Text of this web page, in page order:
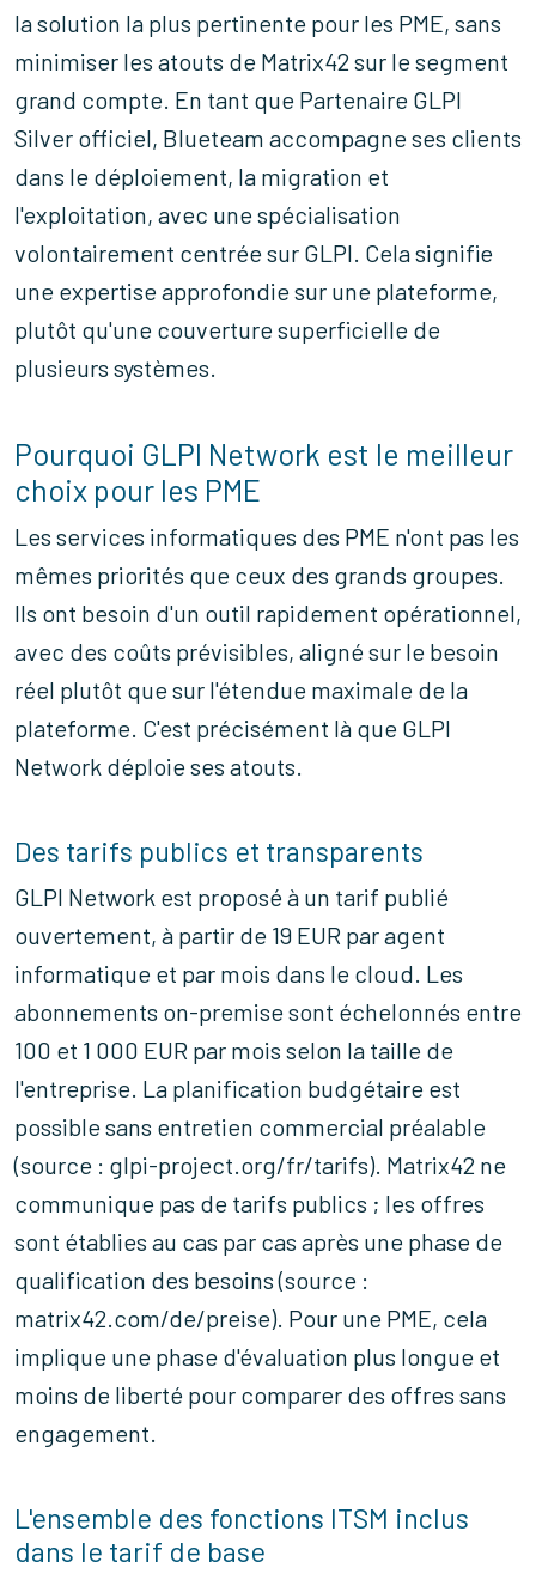
la solution la plus pertinente pour les PME, sans
minimiser les atouts de Matrix42 sur le segment
grand compte. En tant que Partenaire GLPI
Silver officiel, Blueteam accompagne ses clients
dans le déploiement, la migration et
l'exploitation, avec une spécialisation
volontairement centrée sur GLPI. Cela signifie
une expertise approfondie sur une plateforme,
plutôt qu'une couverture superficielle de
plusieurs systèmes.
Pourquoi GLPI Network est le meilleur
choix pour les PME
Les services informatiques des PME n'ont pas les
mêmes priorités que ceux des grands groupes.
Ils ont besoin d'un outil rapidement opérationnel,
avec des coûts prévisibles, aligné sur le besoin
réel plutôt que sur l'étendue maximale de la
plateforme. C'est précisément là que GLPI
Network déploie ses atouts.
Des tarifs publics et transparents
GLPI Network est proposé à un tarif publié
ouvertement, à partir de 19 EUR par agent
informatique et par mois dans le cloud. Les
abonnements on-premise sont échelonnés entre
100 et 1 000 EUR par mois selon la taille de
l'entreprise. La planification budgétaire est
possible sans entretien commercial préalable
(source : glpi-project.org/fr/tarifs). Matrix42 ne
communique pas de tarifs publics ; les offres
sont établies au cas par cas après une phase de
qualification des besoins (source :
matrix42.com/de/preise). Pour une PME, cela
implique une phase d'évaluation plus longue et
moins de liberté pour comparer des offres sans
engagement.
L'ensemble des fonctions ITSM inclus
dans le tarif de base